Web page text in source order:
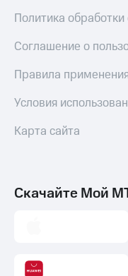
Политика
Соглашение о
Правила
Условия
Карта сайта
Скачайте Мой